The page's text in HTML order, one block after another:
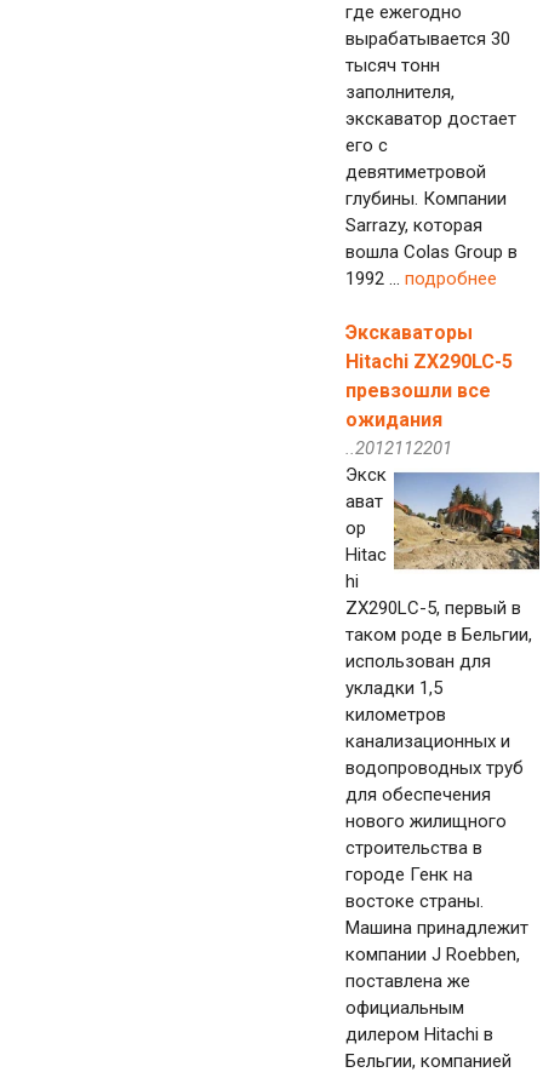
где ежегодно
вырабатывается 30
тысяч тонн
заполнителя,
экскаватор достает
его с
девятиметровой
глубины. Компании
Sarrazy, которая
вошла Colas Group в
1992 ... подробнее
Экскаваторы
Hitachi ZX290LC-5
превзошли все
ожидания
..2012112201
Экск
ават
ор
Hitac
hi
ZX290LC-5, первый в
таком роде в Бельгии,
использован для
укладки 1,5
километров
канализационных и
водопроводных труб
для обеспечения
нового жилищного
строительства в
городе Генк на
востоке страны.
Машина принадлежит
компании J Roebben,
поставлена же
официальным
дилером Hitachi в
Бельгии, компанией